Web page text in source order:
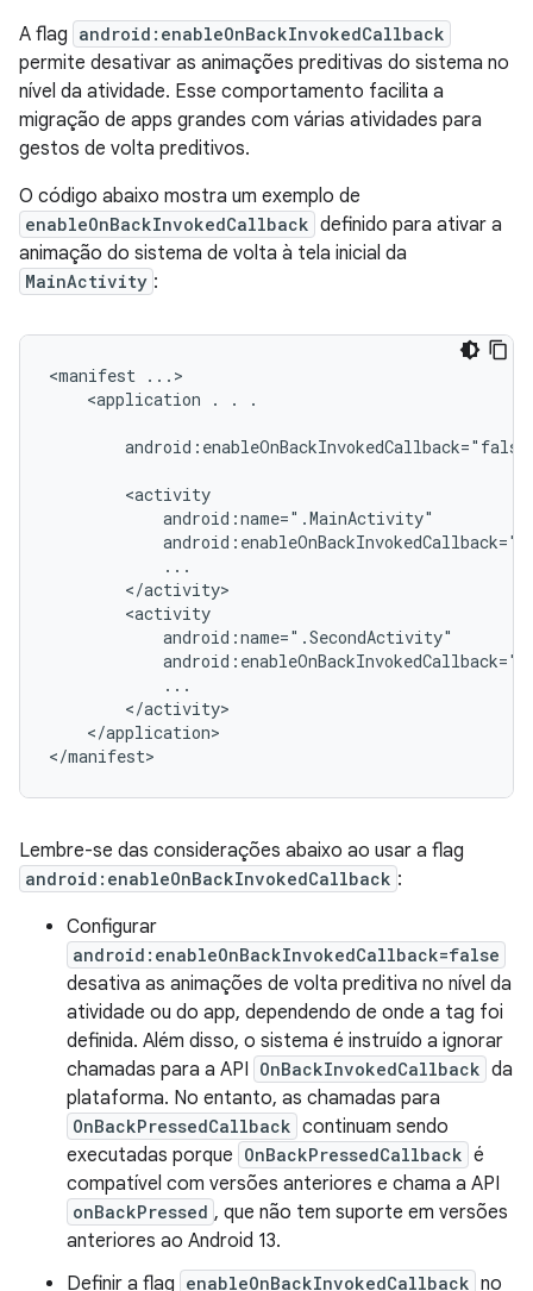
A flag android:enableOnBackInvokedCallback
permite desativar as animações preditivas do sistema no
nível da atividade. Esse comportamento facilita a
migração de apps grandes com várias atividades para
gestos de volta preditivos.
O código abaixo mostra um exemplo de
enableOnBackInvokedCallback definido para ativar a
animação do sistema de volta à tela inicial da
MainActivity :
<manifest
<application
. . .
</application>
Lembre-se das considerações abaixo ao usar a flag
android:enableOnBackInvokedCallback :
Configurar
android:enableOnBackInvokedCallback=false
desativa as animações de volta preditiva no nível da
atividade ou do app, dependendo de onde a tag foi
definida. Além disso, o sistema é instruído a ignorar
chamadas para a API OnBackInvokedCallback da
plataforma. No entanto, as chamadas para
OnBackPressedCallback continuam sendo
executadas porque OnBackPressedCallback é
compatível com versões anteriores e chama a API
onBackPressed , que não tem suporte em versões
anteriores ao Android 13.
Definir a flag enableOnBackInvokedCallback no